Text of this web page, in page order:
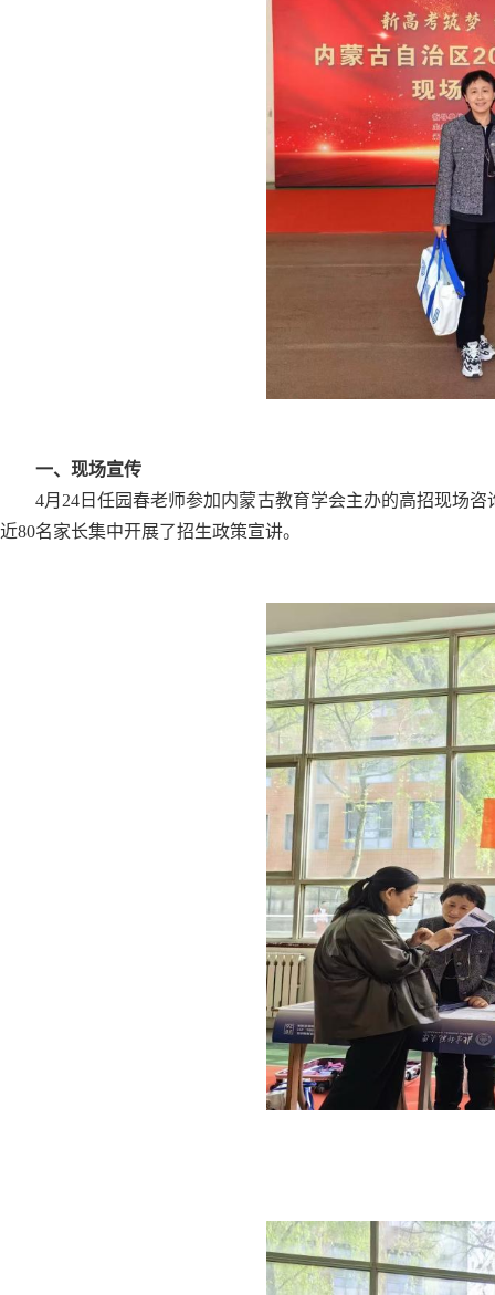
一、现场宣传
4月24日任园春老师参加内蒙古教育学会主办的高招现场
近80名家长集中开展了招生政策宣讲。